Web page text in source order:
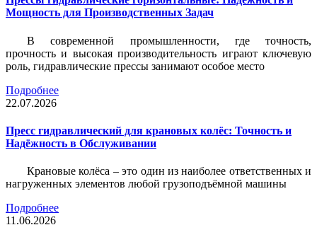
Мощность для Производственных Задач
В современной промышленности, где точность,
прочность и высокая производительность играют ключевую
роль, гидравлические прессы занимают особое место
Подробнее
22.07.2026
Пресс гидравлический для крановых колёс: Точность и
Надёжность в Обслуживании
Крановые колёса – это один из наиболее ответственных и
нагруженных элементов любой грузоподъёмной машины
Подробнее
11.06.2026